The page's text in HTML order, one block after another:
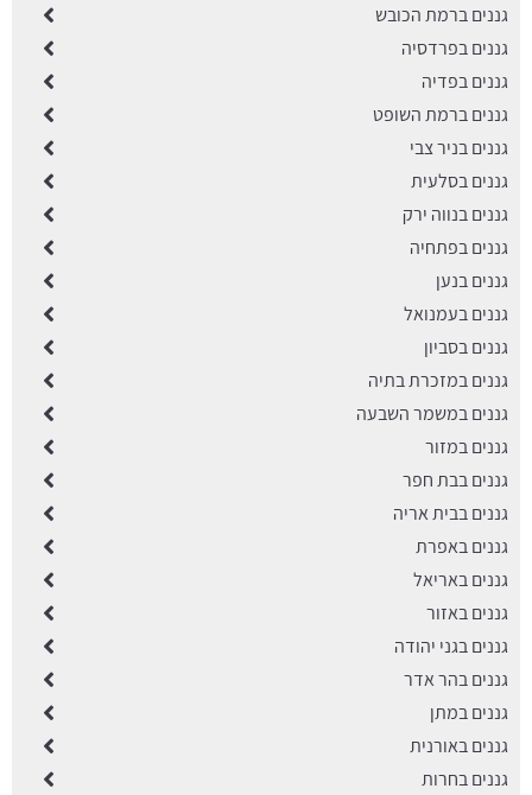
גננים ברמת הכובש
גננים בפרדסיה
גננים בפדיה
גננים ברמת השופט
גננים בניר צבי
גננים בסלעית
גננים בנווה ירק
גננים בפתחיה
גננים בנען
גננים בעמנואל
גננים בסביון
גננים במזכרת בתיה
גננים במשמר השבעה
גננים במזור
גננים בבת חפר
גננים בבית אריה
גננים באפרת
גננים באריאל
גננים באזור
גננים בגני יהודה
גננים בהר אדר
גננים במתן
גננים באורנית
גננים בחרות